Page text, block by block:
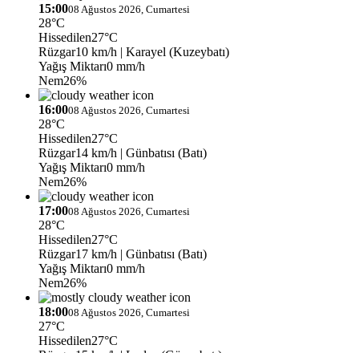
15:0008 Ağustos 2026, Cumartesi
28°C
Hissedilen27°C
Rüzgar10 km/h | Karayel (Kuzeybatı)
Yağış Miktarı0 mm/h
Nem26%
16:0008 Ağustos 2026, Cumartesi
28°C
Hissedilen27°C
Rüzgar14 km/h | Günbatısı (Batı)
Yağış Miktarı0 mm/h
Nem26%
17:0008 Ağustos 2026, Cumartesi
28°C
Hissedilen27°C
Rüzgar17 km/h | Günbatısı (Batı)
Yağış Miktarı0 mm/h
Nem26%
18:0008 Ağustos 2026, Cumartesi
27°C
Hissedilen27°C